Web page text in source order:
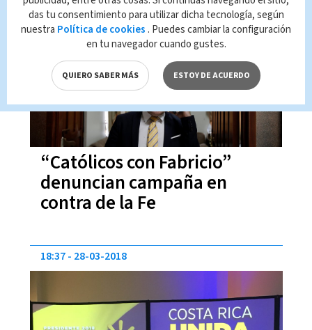
“Católicos con Fabricio”
denuncian campaña en
contra de la Fe
22:13 28-03-2018
18:37 28-03-2018
das tu consentimiento para utilizar dicha tecnología, según
nuestra Política de cookies . Puedes cambiar la configuración
en tu navegador cuando gustes.
QUIERO SABER MÁS ESTOY DE ACUERDO